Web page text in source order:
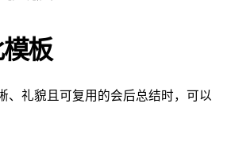
板
、礼貌且可复用的会后总结时，可以